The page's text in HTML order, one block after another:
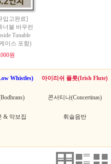
입고완료]
너블 바우런
Tunable
이스 포함)
원
Whistles) 아이리쉬 플릇(Irish Flute)
콘서티나(Concertinas)
& 악보집 휘슬음반